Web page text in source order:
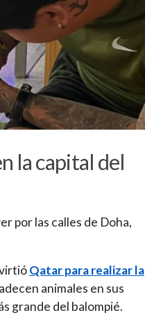
la capital del
por las calles de Doha,
Qatar para realizar la
animales en sus
grande del balompié.